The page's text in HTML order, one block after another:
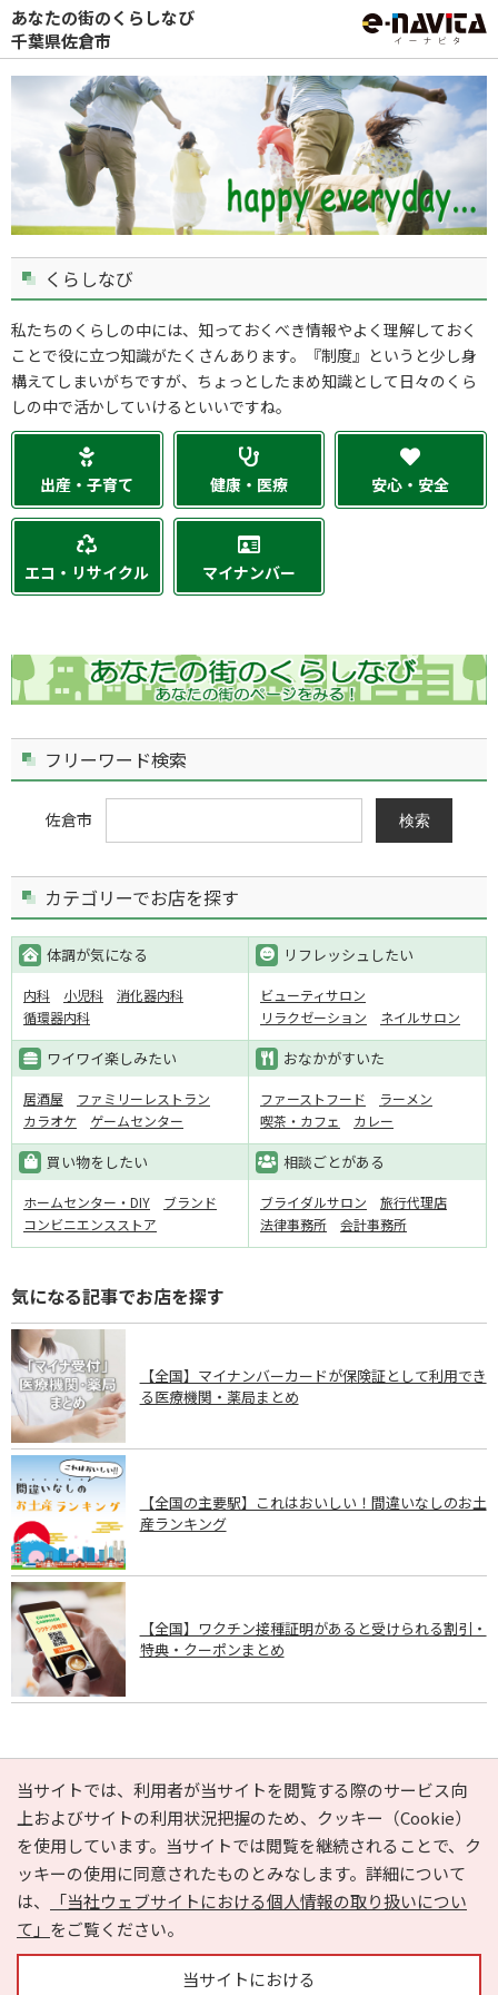
あなたの街のくらしなび
千葉県佐倉市
くらしなび
私たちのくらしの中には、知っておくべき情報やよく理解しておく
ことで役に立つ知識がたくさんあります。『制度』というと少し身
構えてしまいがちですが、ちょっとしたまめ知識として日々のくら
しの中で活かしていけるといいですね。
出産・子育て 健康・医療 安心・安全
エコ・リサイクル マイナンバー
フリーワード検索
佐倉市 検索
カテゴリーでお店を探す
体調が気になる
内科 小児科
消化器内科
循環器内科
リフレッシュしたい
ビューティサロン
リラクゼーション
ネイルサロン
ワイワイ楽しみたい
居酒屋
ファミリーレストラン
カラオケ
ゲームセンター
おなかがすいた
ファーストフード
ラーメン
喫茶・カフェ
カレー
買い物をしたい
ホームセンター・DIY
ブランド
コンビニエンスストア
相談ごとがある
ブライダルサロン
旅行代理店
法律事務所
会計事務所
気になる記事でお店を探す
【全国】マイナンバーカードが保険証として利用でき
る医療機関・薬局まとめ
【全国の主要駅】これはおいしい！間違いなしのお土
産ランキング
【全国】ワクチン接種証明があると受けられる割引・
特典・クーポンまとめ
PAGE TOP
当サイトでは、利用者が当サイトを閲覧する際のサービス向
上およびサイトの利用状況把握のため、クッキー（Cookie）
を使用しています。当サイトでは閲覧を継続されることで、ク
ッキーの使用に同意されたものとみなします。詳細について
は、
「当社ウェブサイトにおける個人情報の取り扱いについ
て」 をご覧ください。
当サイトにおける
e-NAVITA（イーナビタ）とは？ お気に入り
ヘルプ
利用規約
個人情報の取り扱いについて
運営会社
サイトマップ
広告掲載に関するお問い合わせ